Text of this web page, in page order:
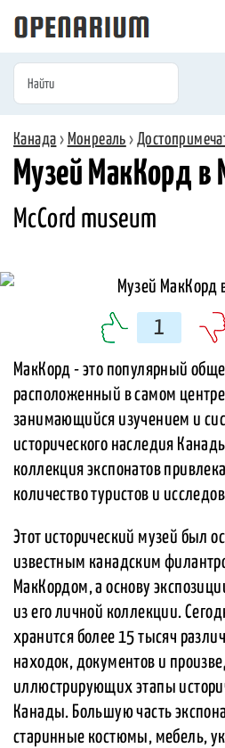
Канада › Монреаль ›
Музей МакКорд в
McCord museum
1
МакКорд - это популярный
расположенный в самом
занимающийся изучением и
исторического наследия
коллекция экспонатов
количество туристов и
Этот исторический музей был
известным канадским
МакКордом, а основу
из его личной коллекции.
хранится более 15 тысяч
находок, документов и
иллюстрирующих этапы
Канады. Большую часть
старинные костюмы, мебель,